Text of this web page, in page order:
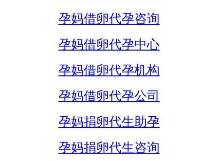
孕妈借卵代孕咨询
孕妈借卵代孕中心
孕妈借卵代孕机构
孕妈借卵代孕公司
孕妈捐卵代生助孕
孕妈捐卵代生咨询